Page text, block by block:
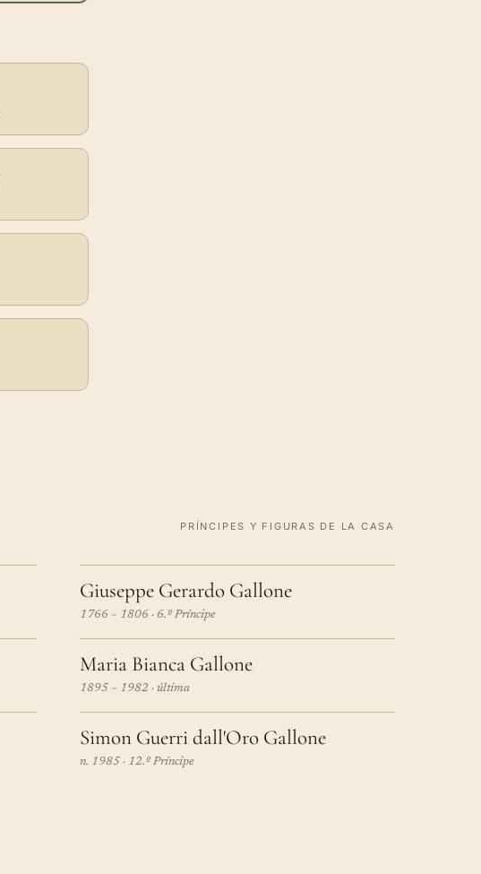
PRÍNCIPES Y FIGURAS DE LA CASA
Giuseppe Gerardo Gallone
1766 – 1806 · 6.º Príncipe
Maria Bianca Gallone
1895 – 1982 · última
Simon Guerri dall'Oro Gallone
n. 1985 · 12.º Príncipe